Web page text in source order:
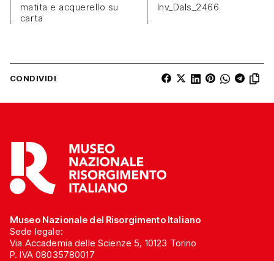
matita e acquerello su
carta
Inv_Dals_2466
CONDIVIDI
Museo Nazionale del Risorgimento Italiano
Sede legale:
Via Accademia delle Scienze 5, 10123 Torino
P. IVA 08035780017